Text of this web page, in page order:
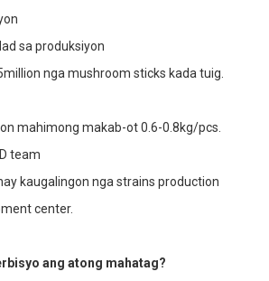
sa produksiyon
nga mushroom sticks kada tuig.
mahimong makab-ot 0.6-0.8kg/pcs.
team
kaugalingon nga strains production
center.
ang atong mahatag?